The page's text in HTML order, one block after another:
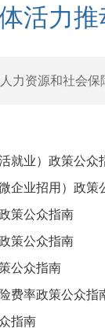
活力
力资源和社会保
就业） 政策公众
企业招用） 政策
策公众指南
策公众指南
公众指南
费率政策公众指
指南